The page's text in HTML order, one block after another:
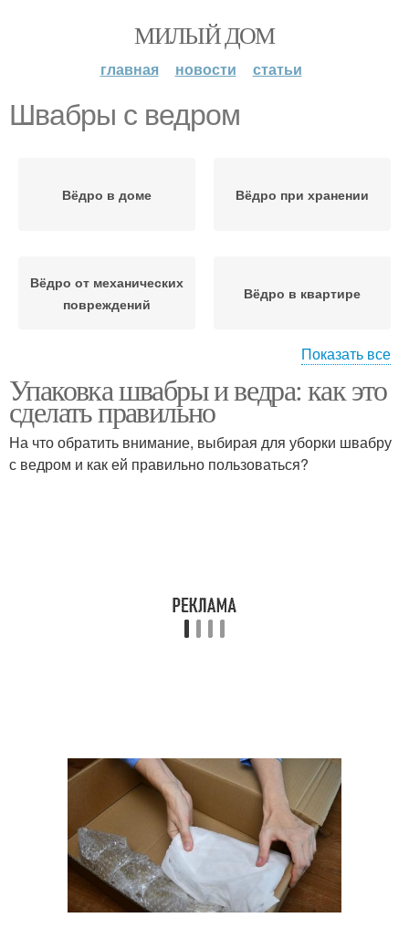
МИЛЫЙ ДОМ
главная новости статьи
Швабры с ведром
Вёдро в доме Вёдро при хранении
Вёдро от механических
повреждений
Вёдро в квартире
Швабры на крючке Вёдро от пыли
Показать все
Упаковка швабры и ведра: как это
сделать правильно
На что обратить внимание, выбирая для уборки швабру
с ведром и как ей правильно пользоваться?